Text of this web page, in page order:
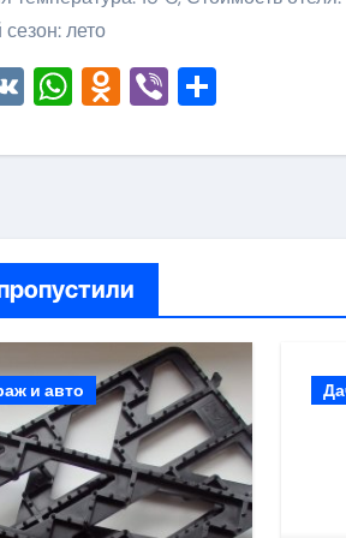
лето
VKWhatsApp
Odnoklassniki
Viber
и авто